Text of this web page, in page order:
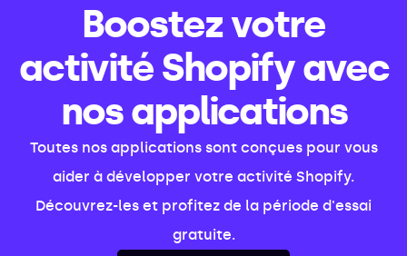
Boostez votre
activité Shopify avec
nos applications
Toutes nos applications sont conçues pour vous
aider à développer votre activité Shopify.
Découvrez-les et profitez de la période d'essai
gratuite.